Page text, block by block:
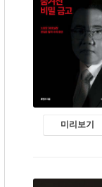
미리보기